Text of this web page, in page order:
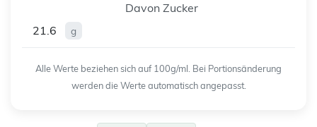
Davon Zucker
21.6
g
Alle Werte beziehen sich auf 100g/ml. Bei Portionsänderung
werden die Werte automatisch angepasst.